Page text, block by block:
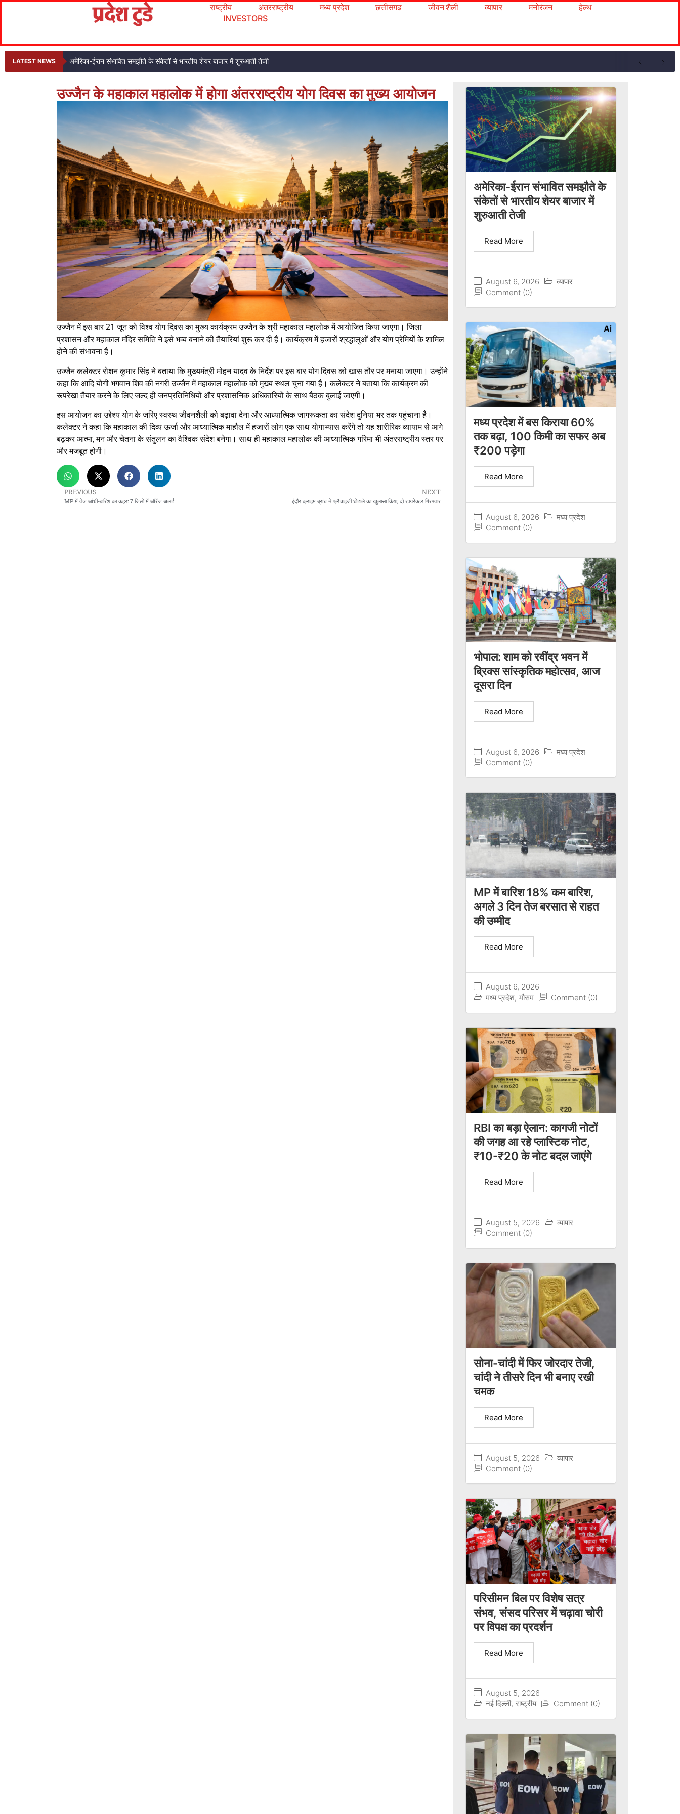
राष्ट्रीय अंतरराष्ट्रीय मध्य प्रदेश छत्तीसगढ जीवन शैली व्यापार मनोरंजन
हेल्थ
INVESTORS
LATEST NEWS अमेरिका-ईरान संभावित समझौते के संकेतों से भारतीय शेयर बाजार में शुरुआती तेजी
उज्जैन के महाकाल महालोक में होगा अंतरराष्ट्रीय योग दिवस का मुख्य आयोजन
उज्जैन में इस बार 21 जून को विश्व योग दिवस का मुख्य कार्यक्रम उज्जैन के श्री महाकाल महालोक में आयोजित किया जाएगा। जिला
प्रशासन और महाकाल मंदिर समिति ने इसे भव्य बनाने की तैयारियां शुरू कर दी हैं। कार्यक्रम में हजारों श्रद्धालुओं और योग प्रेमियों के शामिल
होने की संभावना है।
उज्जैन कलेक्टर रोशन कुमार सिंह ने बताया कि मुख्यमंत्री मोहन यादव के निर्देश पर इस बार योग दिवस को खास तौर पर मनाया जाएगा। उन्होंने
कहा कि आदि योगी भगवान शिव की नगरी उज्जैन में महाकाल महालोक को मुख्य स्थल चुना गया है। कलेक्टर ने बताया कि कार्यक्रम की
रूपरेखा तैयार करने के लिए जल्द ही जनप्रतिनिधियों और प्रशासनिक अधिकारियों के साथ बैठक बुलाई जाएगी।
इस आयोजन का उद्देश्य योग के जरिए स्वस्थ जीवनशैली को बढ़ावा देना और आध्यात्मिक जागरूकता का संदेश दुनिया भर तक पहुंचाना है।
कलेक्टर ने कहा कि महाकाल की दिव्य ऊर्जा और आध्यात्मिक माहौल में हजारों लोग एक साथ योगाभ्यास करेंगे तो यह शारीरिक व्यायाम से आगे
बढ़कर आत्मा, मन और चेतना के संतुलन का वैश्विक संदेश बनेगा। साथ ही महाकाल महालोक की आध्यात्मिक गरिमा भी अंतरराष्ट्रीय स्तर पर
और मजबूत होगी।
PREVIOUS
MP में तेज आंधी-बारिश का कहर: 7 जिलों में ऑरेंज अलर्ट
NEXT
इंदौर क्राइम ब्रांच ने फ्रैंचाइजी घोटाले का खुलासा किया, दो डायरेक्टर गिरफ्तार
अमेरिका-ईरान संभावित समझौते के
संकेतों से भारतीय शेयर बाजार में
शुरुआती तेजी
August 6, 2026
व्यापार
Comment (0)
Read More
मध्य प्रदेश में बस किराया 60%
तक बढ़ा, 100 किमी का सफर अब
₹200 पड़ेगा
August 6, 2026
मध्य प्रदेश
Comment (0)
Read More
भोपाल: शाम को रवींद्र भवन में
ब्रिक्स सांस्कृतिक महोत्सव, आज
दूसरा दिन
August 6, 2026
मध्य प्रदेश
Comment (0)
Read More
MP में बारिश 18% कम बारिश,
अगले 3 दिन तेज बरसात से राहत
की उम्मीद
August 6, 2026
मध्य प्रदेश, मौसम Comment (0)
Read More
RBI का बड़ा ऐलान: कागजी नोटों
की जगह आ रहे प्लास्टिक नोट,
₹10-₹20 के नोट बदल जाएंगे
August 5, 2026
व्यापार
Comment (0)
Read More
सोना-चांदी में फिर जोरदार तेजी,
चांदी ने तीसरे दिन भी बनाए रखी
चमक
August 5, 2026
व्यापार
Comment (0)
Read More
परिसीमन बिल पर विशेष सत्र
संभव, संसद परिसर में चढ़ावा चोरी
पर विपक्ष का प्रदर्शन
August 5, 2026
नई दिल्ली, राष्ट्रीय Comment (0)
Read More